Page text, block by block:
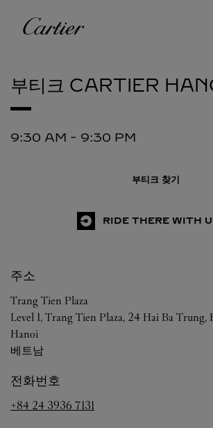
까르띠에
부티크 CARTIER
9:30 AM - 9:30 PM
부티크 찾기
RIDE THERE WITH
주소
Trang Tien Plaza
Level 1, Trang Tien Plaza, 24 Hai Ba Trung,
Hanoi
베트남
전화번호
+84 24 3936 7131